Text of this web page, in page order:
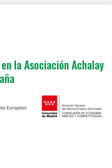
la Asociación Achalay